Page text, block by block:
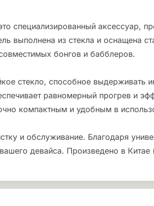
специализированный аксессуар,
выполнена из стекла и оснащена
бонгов и бабблеров.
стекло, способное выдерживать
равномерный прогрев и
компактным и удобным в
и обслуживание. Благодаря
девайса. Произведено в Китае